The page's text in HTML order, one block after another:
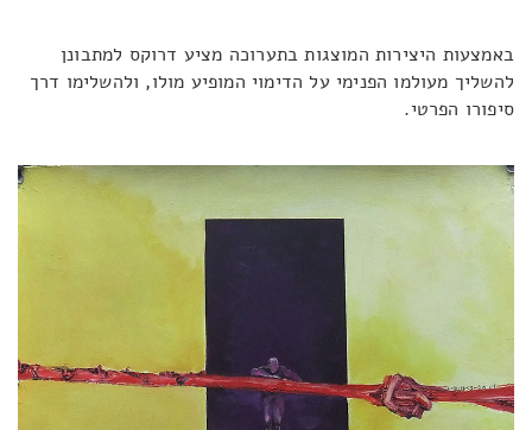
באמצעות היצירות המוצגות בתערוכה מציע דרוקס למתבונן
להשליך מעולמו הפנימי על הדימוי המופיע מולו, ולהשלימו דרך
סיפורו הפרטי.